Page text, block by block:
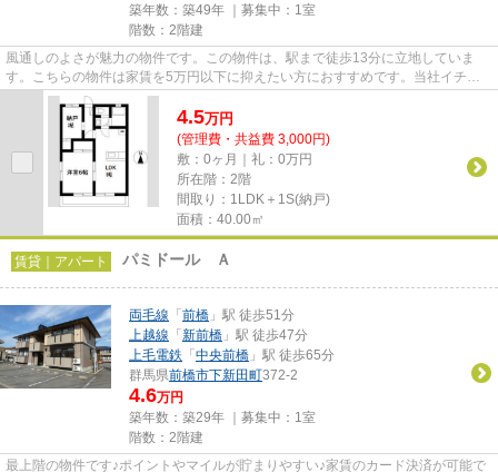
築年数：築49年 ｜募集中： 1室
階数：2階建
風通しのよさが魅力の物件です。この物件は、駅まで徒歩13分に立地していま
す。こちらの物件は家賃を5万円以下に抑えたい方におすすめです。当社イチオ
シの物件の「金井泉ビル」。ぜひ...
4.5万円
(管理費・共益費 3,000円)
敷：0ヶ月｜礼：0万円
所在階：2階
間取り：1LDK＋1S(納戸)
面積：40.00㎡
賃貸｜アパート パミドール Ａ
両毛線 「 前橋 」駅 徒歩51分
上越線 「 新前橋 」駅 徒歩47分
上毛電鉄 「 中央前橋 」駅 徒歩65分
群馬県前橋市下新田町372-2
4.6万円
築年数：築29年 ｜募集中： 1室
階数：2階建
最上階の物件です♪ポイントやマイルが貯まりやすい♪家賃のカード決済が可能で